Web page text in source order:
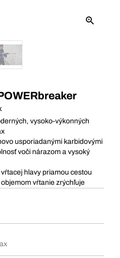
vysoko-výkonných
usporiadanými karbidovými
voči nárazom a vysoký
hlavy priamou cestou
vŕtanie zrýchľuje